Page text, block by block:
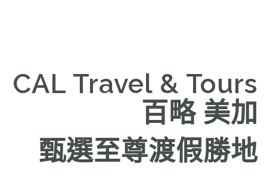
CAL Travel & Tours
百略 美加
甄選至尊渡假勝地